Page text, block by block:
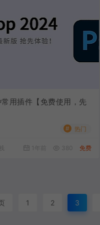
用插件【免费使用，先
# 热门
1年前 380 免费
1 2 3